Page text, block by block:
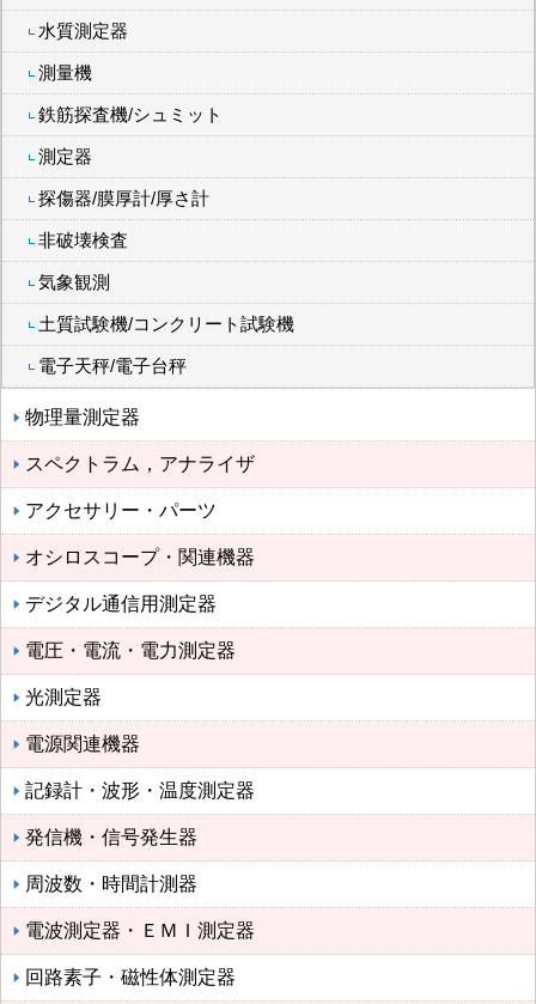
水質測定器
測量機
鉄筋探査機/シュミット
測定器
探傷器/膜厚計/厚さ計
非破壊検査
気象観測
土質試験機/コンクリート試験機
電子天秤/電子台秤
物理量測定器
スペクトラム，アナライザ
アクセサリー・パーツ
オシロスコープ・関連機器
デジタル通信用測定器
電圧・電流・電力測定器
光測定器
電源関連機器
記録計・波形・温度測定器
発信機・信号発生器
周波数・時間計測器
電波測定器・ＥＭＩ測定器
回路素子・磁性体測定器